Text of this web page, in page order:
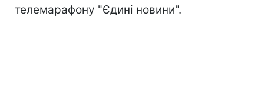
телемарафону "Єдині новини".